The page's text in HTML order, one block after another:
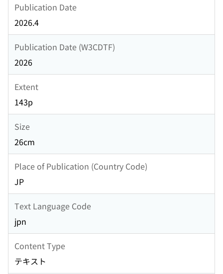
Publication Date
2026.4
Publication Date (W3CDTF)
2026
Extent
143p
Size
26cm
Place of Publication (Country Code)
JP
Text Language Code
jpn
Content Type
テキスト